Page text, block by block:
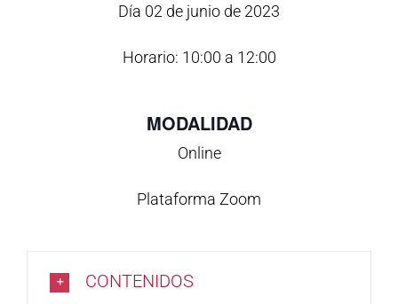
Día 02 de junio de 2023
Horario: 10:00 a 12:00
MODALIDAD
Online
Plataforma Zoom
CONTENIDOS